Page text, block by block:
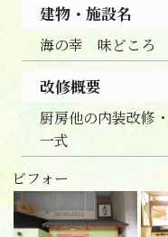
建物・施設名
海の幸 味どこ
改修概要
厨房他の内装改修
一式
ビフォー